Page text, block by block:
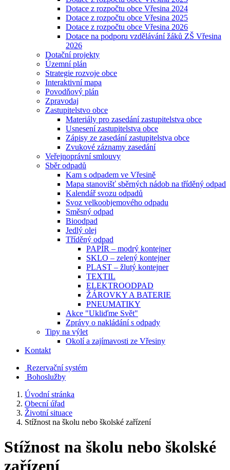
Dotace z rozpočtu obce Vřesina 2024
Dotace z rozpočtu obce Vřesina 2025
Dotace z rozpočtu obce Vřesina 2026
Dotace na podporu vzdělávání žáků ZŠ Vřesina
2026
Dotační projekty
Územní plán
Strategie rozvoje obce
Interaktivní mapa
Povodňový plán
Zpravodaj
Zastupitelstvo obce
Materiály pro zasedání zastupitelstva obce
Usnesení zastupitelstva obce
Zápisy ze zasedání zastupitelstva obce
Zvukové záznamy zasedání
Veřejnoprávní smlouvy
Sběr odpadů
Kam s odpadem ve Vřesině
Mapa stanovišť sběrných nádob na tříděný odpad
Kalendář svozu odpadů
Svoz velkoobjemového odpadu
Směsný odpad
Bioodpad
Jedlý olej
Tříděný odpad
PAPÍR – modrý kontejner
SKLO – zelený kontejner
PLAST – žlutý kontejner
TEXTIL
ELEKTROODPAD
ŽÁROVKY A BATERIE
PNEUMATIKY
Akce "Ukliďme Svět"
Zprávy o nakládání s odpady
Tipy na výlet
Okolí a zajímavosti ze Vřesiny
Kontakt
Rezervační systém
Bohoslužby
Úvodní stránka
Obecní úřad
Životní situace
Stížnost na školu nebo školské zařízení
Stížnost na školu nebo školské
zařízení